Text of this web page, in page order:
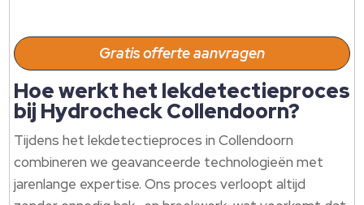
Gratis offerte aanvragen
Hoe werkt het lekdetectieproces
bij Hydrocheck Collendoorn?
Tijdens het lekdetectieproces in Collendoorn
combineren we geavanceerde technologieën met
jarenlange expertise.​ Ons proces verloopt altijd